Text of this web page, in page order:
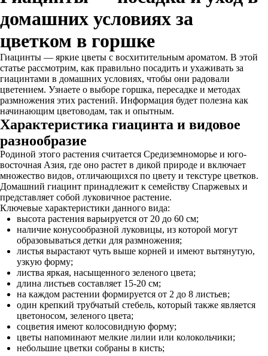
домашних условиях за
цветком в горшке
Гиацинты — яркие цветы с восхитительным ароматом. В этой
статье рассмотрим, как правильно посадить и ухаживать за
гиацинтами в домашних условиях, чтобы они радовали
цветением. Узнаете о выборе горшка, пересадке и методах
размножения этих растений. Информация будет полезна как
начинающим цветоводам, так и опытным.
Характеристика гиацинта и видовое
разнообразие
Родиной этого растения считается Средиземноморье и юго-
восточная Азия, где оно растет в дикой природе и включает
множество видов, отличающихся по цвету и текстуре цветков.
Домашний гиацинт принадлежит к семейству Спаржевых и
представляет собой луковичное растение.
Ключевые характеристики данного вида:
высота растения варьируется от 20 до 60 см;
наличие конусообразной луковицы, из которой могут
образовываться детки для размножения;
листья вырастают чуть выше корней и имеют вытянутую,
узкую форму;
листва яркая, насыщенного зеленого цвета;
длина листьев составляет 15-20 см;
на каждом растении формируется от 2 до 8 листьев;
один крепкий трубчатый стебель, который также является
цветоносом, зеленого цвета;
соцветия имеют колосовидную форму;
цветы напоминают мелкие лилии или колокольчики;
небольшие цветки собраны в кисть;